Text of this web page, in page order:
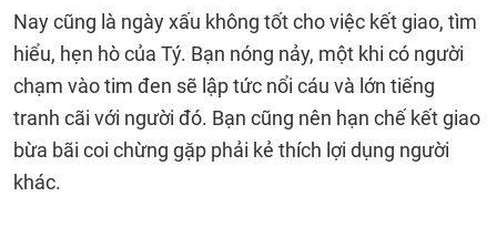
Nay cũng là ngày xấu không tốt cho việc kết giao, tìm
hiểu, hẹn hò của Tý. Bạn nóng nảy, một khi có người
chạm vào tim đen sẽ lập tức nổi cáu và lớn tiếng
tranh cãi với người đó. Bạn cũng nên hạn chế kết giao
bừa bãi coi chừng gặp phải kẻ thích lợi dụng người
khác.